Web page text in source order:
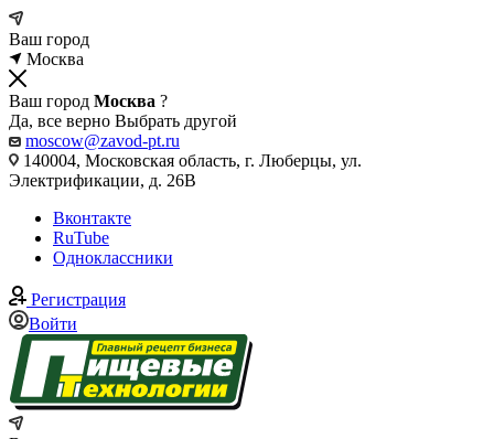
Ваш город
Москва
Ваш город Москва ?
Да, все верно Выбрать другой
moscow@zavod-pt.ru
140004, Московская область, г. Люберцы, ул.
Электрификации, д. 26В
Вконтакте
RuTube
Одноклассники
Регистрация
Войти